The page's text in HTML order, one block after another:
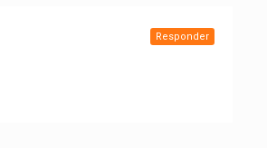
Responder